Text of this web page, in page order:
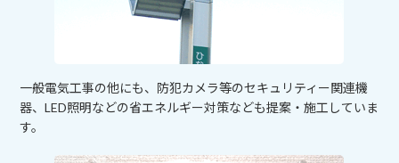
一般電気工事の他にも、防犯カメラ等のセキュリティー関連機
器、LED照明などの省エネルギー対策なども提案・施工していま
す。